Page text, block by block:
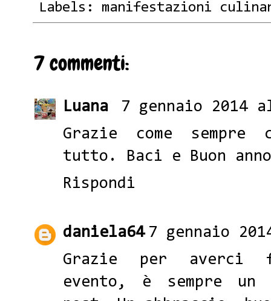
Labels: manifestazioni
7 commenti:
Luana
7 gennaio 2014
Grazie come
tutto. Baci e Buon anno
Rispondi
daniela64 7 gennaio
Grazie per averci
evento, è sempre